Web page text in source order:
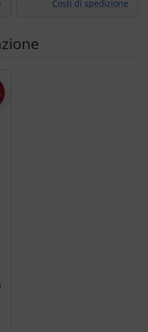
Costi di spedizione
utilizzare il tasto